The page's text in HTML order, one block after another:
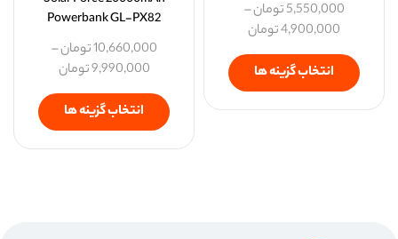
5,550,000تومان–
4,900,000تومان
انتخاب گزینه ها
Powerbank GL-PX82
10,660,000تومان–
9,990,000تومان
انتخاب گزینه ها